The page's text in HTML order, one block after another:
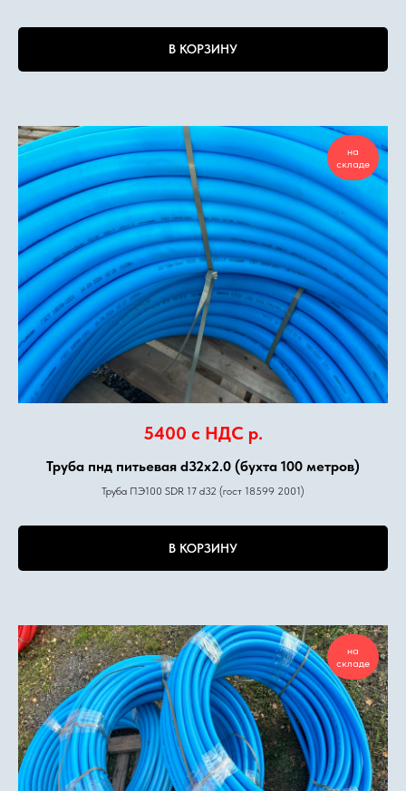
В КОРЗИНУ
на
складе
5400 с НДС р.
Труба пнд питьевая d32х2.0 (бухта 100 метров)
Труба ПЭ100 SDR 17 d32 (гост 18599 2001)
В КОРЗИНУ
на
складе